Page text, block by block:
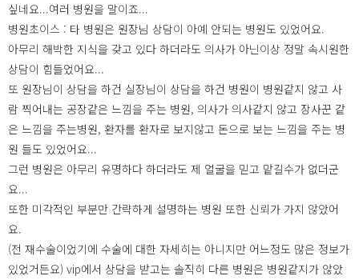
싶네요...여러 병원을 말이죠...
병원초이스 : 타 병원은 원장님 상담이 아예 안되는 병원도 있었어요.
아무리 해박한 지식을 갖고 있다 하더라도 의사가 아닌이상 정말 속시원한
상담이 힘들었어요...
또 원장님이 상담을 하건 실장님이 상담을 하건 병원이 병원같지 않고 사
람 찍어내는 공장같은 느낌을 주는 병원, 의사가 의사같지 않고 장사꾼 같
은 느낌을 주는병원, 환자를 환자로 보지않고 돈으로 보는 느낌을 주는 병
원 들도 있었어요...
그런 병원은 아무리 유명하다 하더라도 제 얼굴을 믿고 맡길수가 없더군
요...
또한 미각적인 부분만 간략하게 설명하는 병원 또한 신뢰가 가지 않았어
요.
(전 재수술이었기에 수술에 대한 자세히는 아니지만 어느정도 많은 정보가
있었거든요) vip에서 상담을 받고는 솔직히 다른 병원은 병원같지가 않았